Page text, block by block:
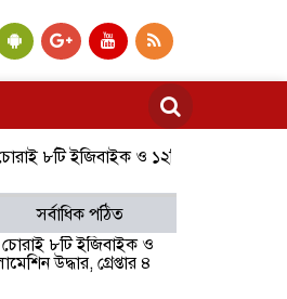
ইজিবাইক ও ১২টি শ্যালোমেশিন উদ্ধার,
সর্বাধিক পঠিত
চোরাই ৮টি ইজিবাইক ও
উদ্ধার, গ্রেপ্তার ৪